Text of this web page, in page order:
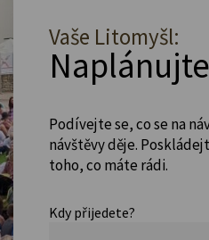
Vaše Litomyšl:
Podívejte se, co se na
návštěvy děje.
toho, co máte rádi.
Kdy přijedete?